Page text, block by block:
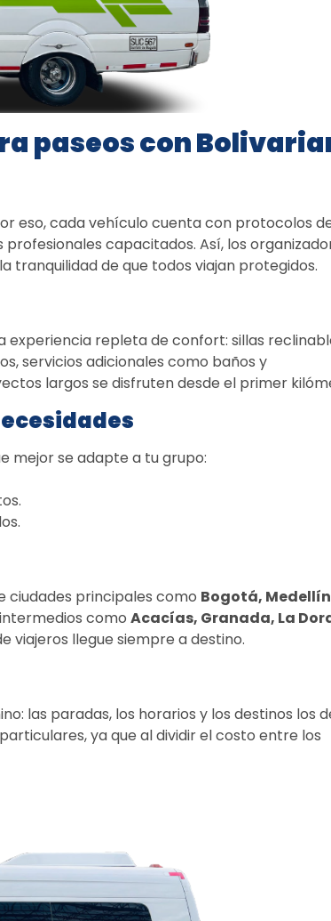
paseos con
eso, cada vehículo cuenta con protocolos
capacitados. Así, los
tranquilidad de que todos viajan protegidos.
experiencia repleta de confort: sillas
servicios adicionales como baños y
largos se disfruten desde el primer
mejor se adapte a tu grupo:
ciudades principales como Bogotá,
como Acacías, Granada, La
viajeros llegue siempre a destino.
las paradas, los horarios y los destinos los
ya que al dividir el costo entre los